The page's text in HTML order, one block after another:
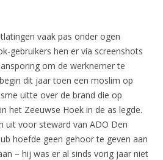
vaak pas onder ogen
gebruikers hen er via screenshots
om de werknemer te
dit jaar toen een moslim op
uitte over de brand die op
het Zeeuwse Hoek in de as legde.
uit voor steward van ADO Den
hoefde geen gehoor te geven aan
– hij was er al sinds vorig jaar niet